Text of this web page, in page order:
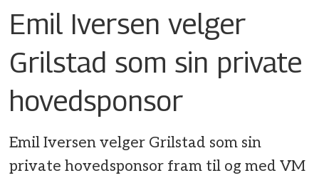
Emil Iversen velger
Grilstad som sin private
hovedsponsor
Emil Iversen velger Grilstad som sin
private hovedsponsor fram til og med VM